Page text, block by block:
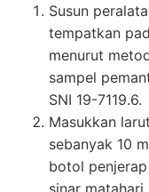
Susun
tempatkan
menurut
sampel
SNI 19-7119.6.
Masukkan
sebanyak 10
botol
sinar matahari